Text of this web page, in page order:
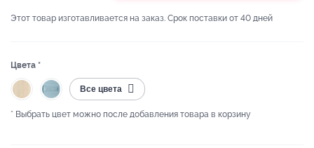
Этот товар изготавливается на заказ. Срок поставки от 40 дней
Цвета *
Все цвета
* Выбрать цвет можно после добавления товара в корзину